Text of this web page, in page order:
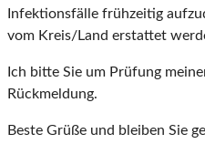
Infektionsfälle frühzeitig
vom Kreis/Land erstattet
Ich bitte Sie um Prüfung
Rückmeldung.
Beste Grüße und bleiben Sie